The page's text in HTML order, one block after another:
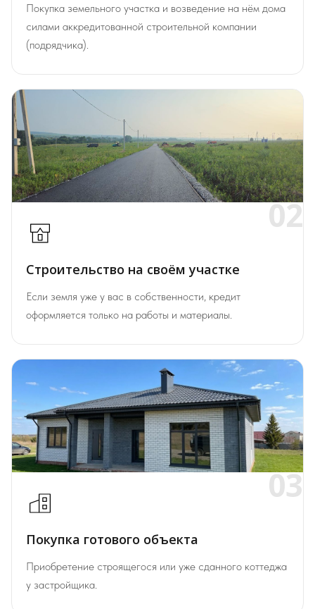
Покупка земельного участка и возведение на нём дома
силами аккредитованной строительной компании
(подрядчика).
02
Строительство на своём участке
Если земля уже у вас в собственности, кредит
оформляется только на работы и материалы.
03
Покупка готового объекта
Приобретение строящегося или уже сданного коттеджа
у застройщика.